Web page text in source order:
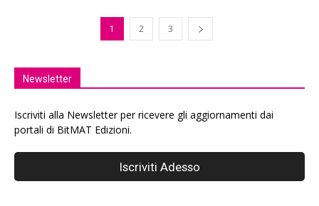
1 2 3
Newsletter
Iscriviti alla Newsletter per ricevere gli aggiornamenti dai
portali di BitMAT Edizioni.